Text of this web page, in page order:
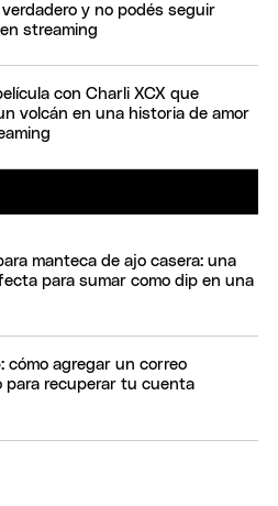
y no podés seguir
streaming
con Charli XCX que
volcán en una historia de amor
manteca de ajo casera: una
para sumar como dip en una
cómo agregar un correo
para recuperar tu cuenta